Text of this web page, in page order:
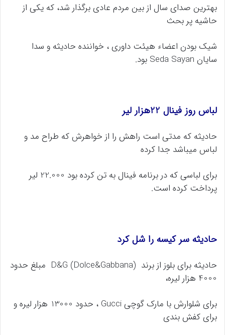
بهترین صدای سال از بین مردم عادی برگذار شد، که یکی از
حاشیه پر بحث
شیک بودن اعضاء هیئت داوری ، خواننده حادیثه و سدا
سایان Seda Sayan بود.
لباس روز فینال 22هزار لیر
حادیثه که مدتی است راهش را از خواهرش که طراح مد و
لباس میباشد جدا کرده
برای لباسی که در برنامه فینال به تن کرده بود 22.000 لیر
پرداخت کرده است.
حادیثه سر کیسه را شل کرد
حادیثه برای بلوز از برند D&G (Dolce&Gabbana) مبلغ حدود
4000 هزار لیره،
برای شلوارش با مارک گوچی Gucci ، حدود 13000 هزار لیره و
برای کفش بندی